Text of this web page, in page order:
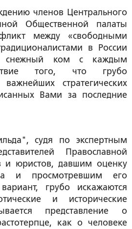
членов Центрального
Общественной палаты
между «свободными
в России
снежный ком с каждым
того, что грубо
стратегических
Вами за последние
судя по экспертным
Православной
и юристов, давшим оценку
и просмотревшим его
грубо искажаются
и исторические
представление о
как о человеке